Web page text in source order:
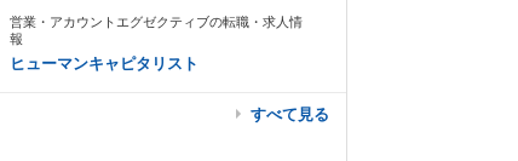
営業・アカウントエグゼクティブの転職・求人情
報
ヒューマンキャピタリスト
すべて見る